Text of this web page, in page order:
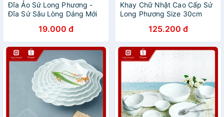
Đĩa Ảo Sứ Long Phương -
Đĩa Sứ Sâu Lòng Dáng Mới
19.000 đ
Khay Chữ Nhật Cao Cấp Sứ
Long Phương Size 30cm
125.200 đ